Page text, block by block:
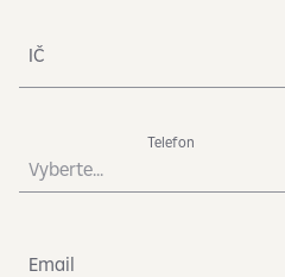
IČ
Vyberte...
Telefon
Email